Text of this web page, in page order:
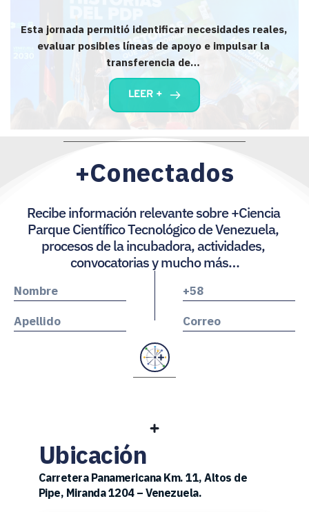
Esta jornada permitió identificar necesidades reales,
evaluar posibles líneas de apoyo e impulsar la
transferencia de…
LEER +
+Conectados
Recibe información relevante sobre +Ciencia
Parque Científico Tecnológico de Venezuela,
procesos de la incubadora, actividades,
convocatorias y mucho más…
Ubicación
Carretera Panamericana Km. 11, Altos de
Pipe, Miranda 1204 – Venezuela.